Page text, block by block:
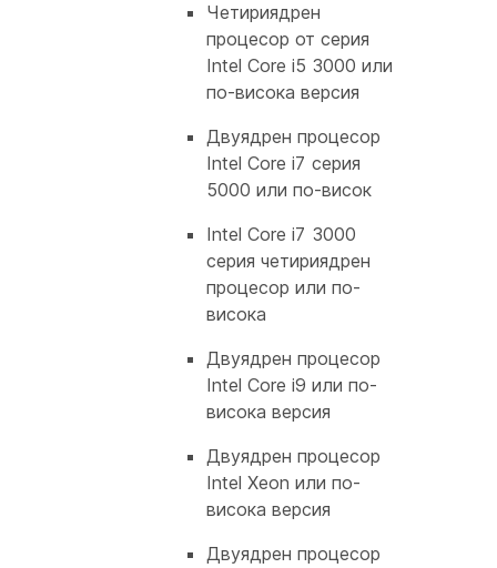
Четириядрен
процесор от серия
Intel Core i5 3000 или
по-висока версия
Двуядрен процесор
Intel Core i7 серия
5000 или по-висок
Intel Core i7 3000
серия четириядрен
процесор или по-
висока
Двуядрен процесор
Intel Core i9 или по-
висока версия
Двуядрен процесор
Intel Xeon или по-
висока версия
Двуядрен процесор